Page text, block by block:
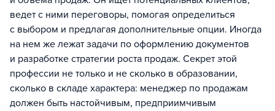
ведет с ними переговоры, помогая определиться
с выбором и предлагая дополнительные опции. Иногда
на нем же лежат задачи по оформлению документов
и разработке стратегии роста продаж. Секрет этой
профессии не только и не сколько в образовании,
сколько в складе характера: менеджер по продажам
должен быть настойчивым, предприимчивым